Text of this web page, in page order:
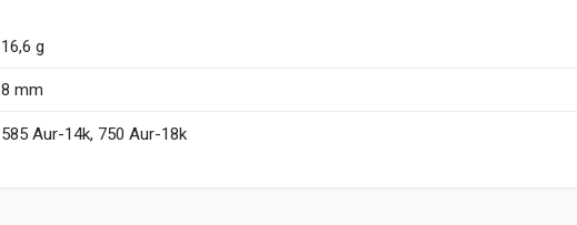
16,6 g
8 mm
585 Aur-14k, 750 Aur-18k